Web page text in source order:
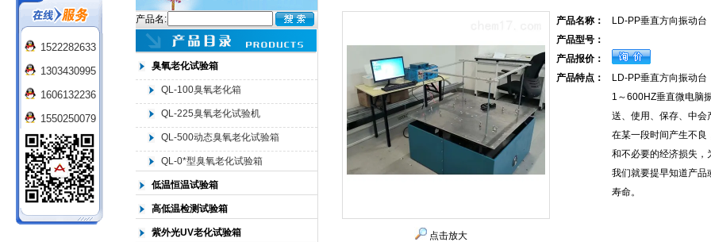
北京中科环试仪器有限公司
产品名:
臭氧老化试验箱
QL-100臭氧老化箱
QL-225臭氧老化试验机
QL-500动态臭氧老化试验箱
QL-0*型臭氧老化试验箱
低温恒温试验箱
高低温检测试验箱
紫外光UV老化试验箱 点击放大
产品名称：
LD-PP垂直方向振动台
产品型号：
产品报价：
产品特点：
LD-PP垂直方向振动台
1～600HZ垂直微电脑
送、使用、保存、中会
在某一段时间产生不良
和不必要的经济损失，
我们就要提早知道产品
寿命。
1522282633
1303430995
1606132236
1550250079